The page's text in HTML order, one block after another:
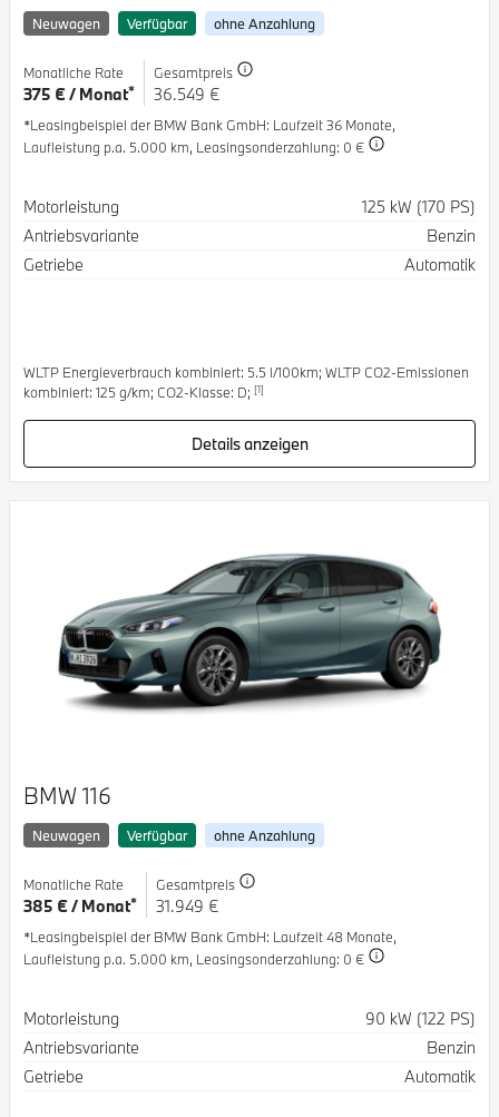
Neuwagen Verfügbar ohne Anzahlung
Monatliche Rate
375 € / Monat*
Gesamtpreis
36.549 €
*Leasingbeispiel der BMW Bank GmbH: Laufzeit 36 Monate,
Laufleistung p.a. 5.000 km, Leasingsonderzahlung: 0 €
Spezifikation
Motorleistung
125 kW (170 PS)
Antriebsvariante
Benzin
Getriebe
Automatik
WLTP Energieverbrauch kombiniert: 5.5 l/100km; WLTP CO2-Emissionen
kombiniert: 125 g/km; CO2-Klasse: D; [1]
Details anzeigen
BMW 116
Neuwagen Verfügbar ohne Anzahlung
Monatliche Rate
385 € / Monat*
Gesamtpreis
31.949 €
*Leasingbeispiel der BMW Bank GmbH: Laufzeit 48 Monate,
Laufleistung p.a. 5.000 km, Leasingsonderzahlung: 0 €
Spezifikation
Motorleistung
90 kW (122 PS)
Antriebsvariante
Benzin
Getriebe
Automatik